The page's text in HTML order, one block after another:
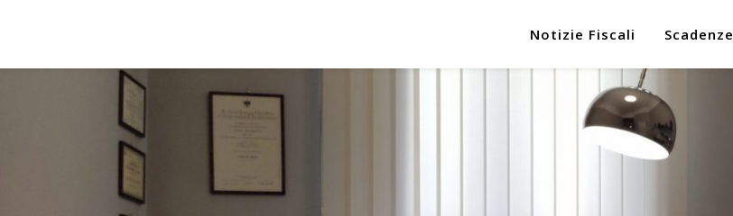
Notizie Fiscali Scadenze